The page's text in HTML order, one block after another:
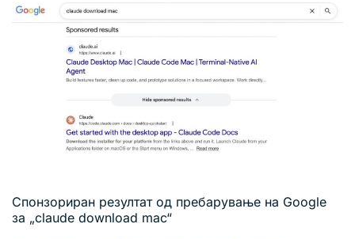
Спонзориран резултат од пребарување на Google
за „claude download mac“